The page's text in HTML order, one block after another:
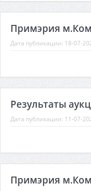
Примэрия
Дата публикации: 18-07-
Результаты
Дата публикации: 11-07-
Примэрия